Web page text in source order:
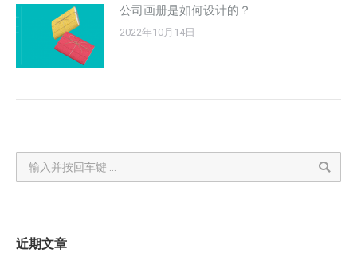
公司画册是如何设计的？
2022年10月14日
Search:
近期文章